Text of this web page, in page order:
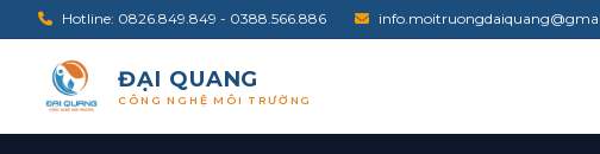
Hotline: 0826.849.849 - 0388.566.886
ĐẠI QUANG
CÔNG NGHỆ MÔI TRƯỜNG
NHẬN TƯ VẤN
Cần Đại Quang tư vấn